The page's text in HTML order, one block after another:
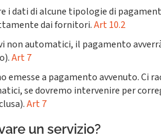
i dati di alcune tipologie di
dai fornitori.Art 10.2
non automatici, il pagamento
Art 7
emesse a pagamento avvenuto. Ci
se dovremo intervenire per
Art 7
un servizio?